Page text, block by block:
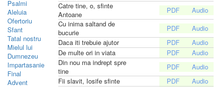
Psalmi
Aleluia
Ofertoriu
Sfant
Tatal nostru
Mielul lui
Dumnezeu
Impartasanie
Final
Advent
Catre tine, o, sfinte
Antoane
Cu inima saltand de
bucurie
Daca iti trebuie ajutor
De multe ori in viata
Din nou ma indrept spre
tine
Fii slavit, Iosife sfinte